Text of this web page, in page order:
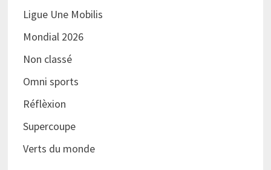
Ligue Une Mobilis
Mondial 2026
Non classé
Omni sports
Réflèxion
Supercoupe
Verts du monde